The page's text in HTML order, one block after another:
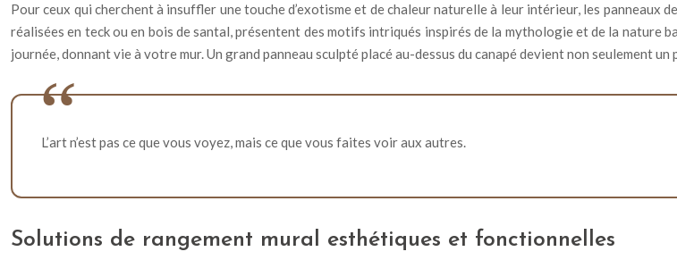
Pour ceux qui cherchent à insuffler une touche d’exotisme et de chaleur naturelle à leur intérieur, les
réalisées en teck ou en bois de santal, présentent des motifs intriqués inspirés de la mythologie et de la nature
journée, donnant vie à votre mur. Un grand panneau sculpté placé au-dessus du canapé devient non seulement
L’art n’est pas ce que vous voyez, mais ce que vous faites voir aux autres.
Solutions de rangement mural esthétiques et fonctionnelles